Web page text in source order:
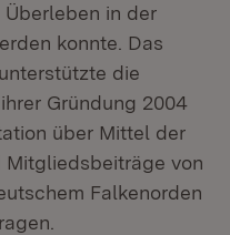
in der
konnte. Das
die
Gründung 2004
über Mittel der
von
Falkenorden